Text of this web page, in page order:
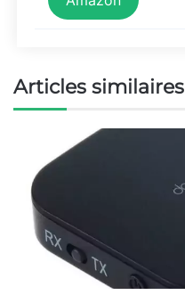
Articles similaires